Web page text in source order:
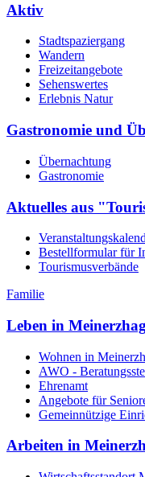
Aktiv
Stadtspaziergang
Wandern
Freizeitangebote
Sehenswertes
Erlebnis Natur
Gastronomie und
Übernachtung
Gastronomie
Aktuelles aus
Bestellformular für
Tourismusverbände
Familie
Leben in
Wohnen in
AWO -
Ehrenamt
Angebote für
Gemeinnützige
Arbeiten in